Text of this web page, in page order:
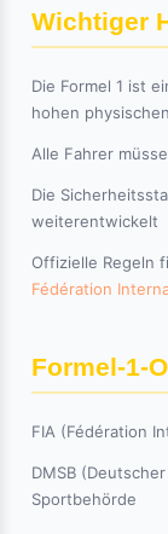
Wichtiger
Die Formel 1 ist
hohen
Alle Fahrer
Die
weiterentwickelt
Offizielle Regeln
Fédération
Formel-1-
FIA (Fédération
DMSB
Sportbehörde